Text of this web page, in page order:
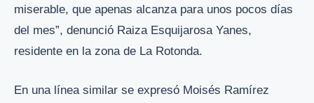
miserable, que apenas alcanza para unos pocos días
del mes”, denunció Raiza Esquijarosa Yanes,
residente en la zona de La Rotonda.
En una línea similar se expresó Moisés Ramírez